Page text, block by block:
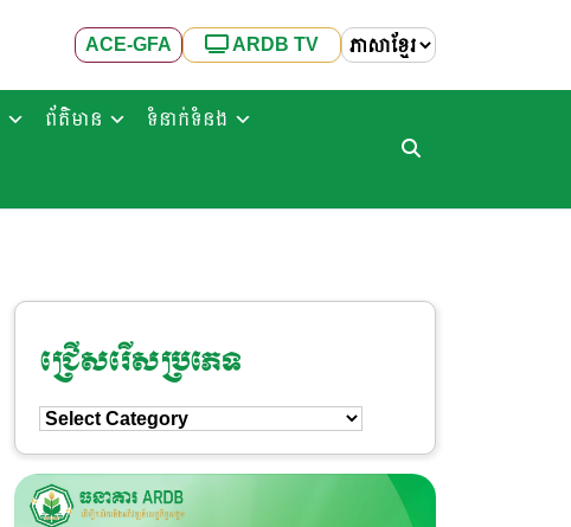
ACE-GFA ARDB TV
ព័ត៌មាន ទំនាក់ទំនង
ជ្រើសរើសប្រភេទ
ជ្រើសរើស
ប្រភេទ